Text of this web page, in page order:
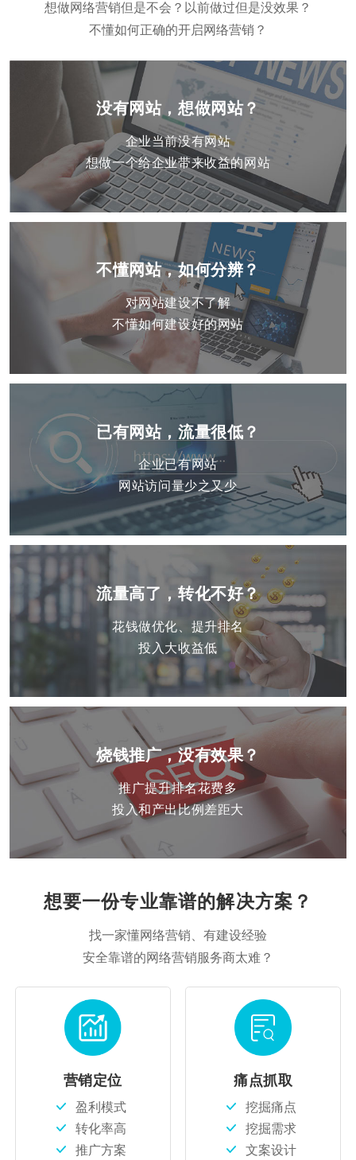
想做网络营销但是不会？以前做过但是没效果？
不懂如何正确的开启网络营销？
没有网站，想做网站？
企业当前没有网站
想做一个给企业带来收益的网站
不懂网站，如何分辨？
对网站建设不了解
不懂如何建设好的网站
已有网站，流量很低？
企业已有网站
网站访问量少之又少
流量高了，转化不好？
花钱做优化、提升排名
投入大收益低
烧钱推广，没有效果？
推广提升排名花费多
投入和产出比例差距大
想要一份专业靠谱的解决方案？
找一家懂网络营销、有建设经验
安全靠谱的网络营销服务商太难？
营销定位
盈利模式
转化率高
推广方案
痛点抓取
挖掘痛点
挖掘需求
文案设计